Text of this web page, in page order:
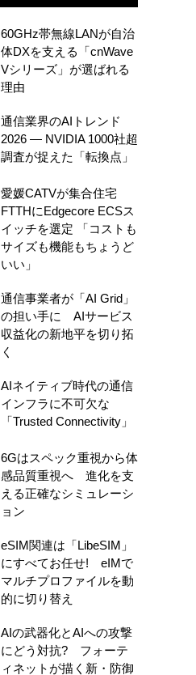
60GHz帯無線LANが自治
体DXを支える「cnWave
Vシリーズ」が選ばれる
理由
通信業界のAIトレンド
2026 ― NVIDIA 1000社超
調査が捉えた「転換点」
愛媛CATVが集合住宅
FTTHにEdgecore ECSス
イッチを選定 「コストも
サイズも機能もちょうど
いい」
通信事業者が「AI Grid」
の担い手に AIサービス
収益化の新地平を切り拓
く
AIネイティブ時代の通信
インフラに不可欠な
「Trusted Connectivity」
6Gはスペック重視から体
感品質重視へ 進化を支
える正確なシミュレーシ
ョン
eSIM関連は「LibeSIM」
にすべてお任せ! eIMで
マルチプロファイルを動
的に切り替え
AIの武器化とAIへの攻撃
にどう対抗? フォーテ
ィネットが描く新・防御